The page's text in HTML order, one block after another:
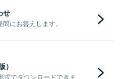
せ
にお答えします。
）
式でダウンロードできま